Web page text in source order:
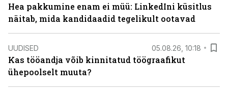
Hea pakkumine enam ei müü: LinkedIni küsitlus
näitab, mida kandidaadid tegelikult ootavad
UUDISED 05.08.26, 10:18
Kas tööandja võib kinnitatud töögraafikut
ühepoolselt muuta?